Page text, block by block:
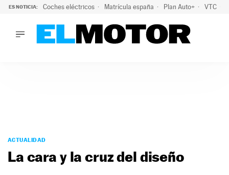
ES NOTICIA: Coches eléctricos Matrícula españa Plan Auto+ VTC
PODCAST
MOTOS
ACTUALIDAD
La cara y la cruz del diseño